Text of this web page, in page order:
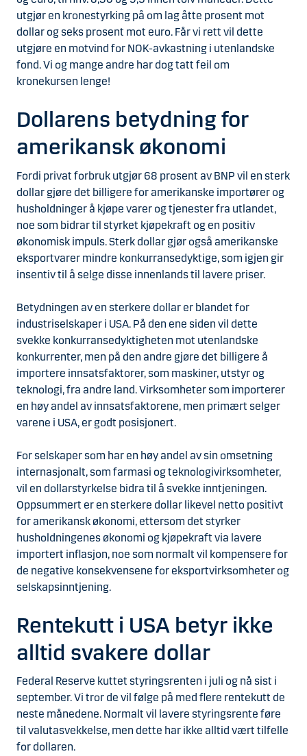
utgjør en kronestyrking på om lag åtte prosent mot
dollar og seks prosent mot euro. Får vi rett vil dette
utgjøre en motvind for NOK-avkastning i utenlandske
fond. Vi og mange andre har dog tatt feil om
kronekursen lenge!
Dollarens betydning for
amerikansk økonomi
Fordi privat forbruk utgjør 68 prosent av BNP vil en sterk
dollar gjøre det billigere for amerikanske importører og
husholdninger å kjøpe varer og tjenester fra utlandet,
noe som bidrar til styrket kjøpekraft og en positiv
økonomisk impuls. Sterk dollar gjør også amerikanske
eksportvarer mindre konkurransedyktige, som igjen gir
insentiv til å selge disse innenlands til lavere priser.
Betydningen av en sterkere dollar er blandet for
industriselskaper i USA. På den ene siden vil dette
svekke konkurransedyktigheten mot utenlandske
konkurrenter, men på den andre gjøre det billigere å
importere innsatsfaktorer, som maskiner, utstyr og
teknologi, fra andre land. Virksomheter som importerer
en høy andel av innsatsfaktorene, men primært selger
varene i USA, er godt posisjonert.
For selskaper som har en høy andel av sin omsetning
internasjonalt, som farmasi og teknologivirksomheter,
vil en dollarstyrkelse bidra til å svekke inntjeningen.
Oppsummert er en sterkere dollar likevel netto positivt
for amerikansk økonomi, ettersom det styrker
husholdningenes økonomi og kjøpekraft via lavere
importert inflasjon, noe som normalt vil kompensere for
de negative konsekvensene for eksportvirksomheter og
selskapsinntjening.
Rentekutt i USA betyr ikke
alltid svakere dollar
Federal Reserve kuttet styringsrenten i juli og nå sist i
september. Vi tror de vil følge på med flere rentekutt de
neste månedene. Normalt vil lavere styringsrente føre
til valutasvekkelse, men dette har ikke alltid vært tilfelle
for dollaren.